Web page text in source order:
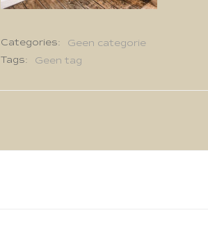
Categories:
Geen categorie
Tags:
Geen tag